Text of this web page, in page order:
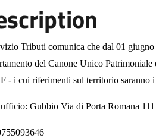
Tributi comunica che dal 01
del Canone Unico
- i cui riferimenti sul territorio saranno i
ufficio: Gubbio Via di Porta Romana 111